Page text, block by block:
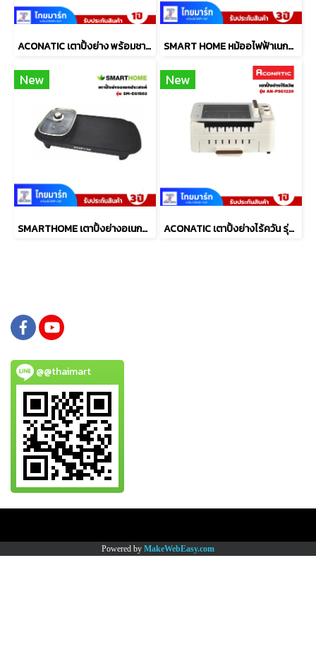
ACONATIC เตาปิ้งย่าง พร้อมชาบู รุ่น AN-PSG1225 SMART HOME หม้ออไฟฟ้าเนกประสงค์ 1 ลิตร รุ่น SFP450
New
SMARTHOME เตาปิ้งย่างอเนกประสงค์พร้อมหม้อสุกี้ รุ่น SM-EG1503
New
ACONATIC เตาปิ้งย่างไร้ควัน รุ่น AN-PSG1220
@@thaimart
Powered by MakeWebEasy.com